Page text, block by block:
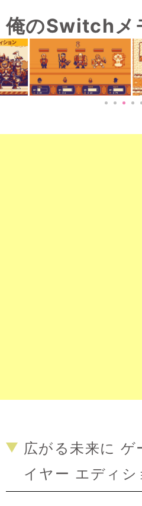
俺のSwitchメ
広がる未来に ゲ
イヤー エディ